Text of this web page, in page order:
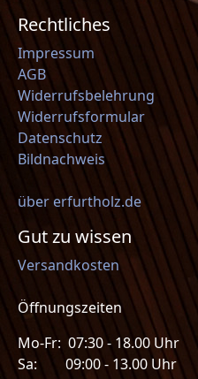
Rechtliches
Impressum
AGB
Widerrufsbelehrung
Widerrufsformular
Datenschutz
Bildnachweis
über erfurtholz.de
Gut zu wissen
Versandkosten
Öffnungszeiten
Mo-Fr: 07:30 - 18.00 Uhr
Sa: 09:00 - 13.00 Uhr